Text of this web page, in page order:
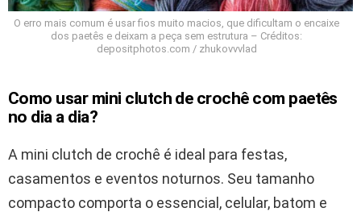
O erro mais comum é usar fios muito macios, que dificultam o encaixe
dos paetês e deixam a peça sem estrutura – Créditos:
depositphotos.com / zhukovvvlad
Como usar mini clutch de crochê com paetês
no dia a dia?
A mini clutch de crochê é ideal para festas,
casamentos e eventos noturnos. Seu tamanho
compacto comporta o essencial, celular, batom e